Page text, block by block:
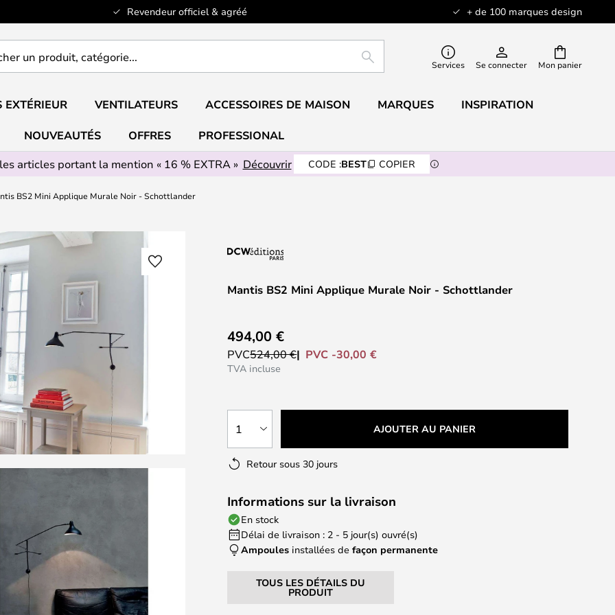
Revendeur officiel & agréé + de 100 marques design
Mon panier
RECHERCHERServices Se connecter
EXTÉRIEUR VENTILATEURS ACCESSOIRES DE MAISON MARQUES INSPIRATION
NOUVEAUTÉS OFFRES
PROFESSIONAL
articles portant la mention « 16 % EXTRA » Découvrir CODE :BEST COPIER
BS2 Mini Applique Murale Noir - Schottlander
Mantis BS2 Mini Applique Murale Noir - Schottlander
494,00 €
PVC524,00 € PVC -30,00 €
TVA incluse
1 AJOUTER AU PANIER
Retour sous 30 jours
Informations sur la livraison
En stock
Délai de livraison : 2 - 5 jour(s) ouvré(s)
Ampoules installées defaçon permanente
TOUS LES DÉTAILS DU
PRODUIT